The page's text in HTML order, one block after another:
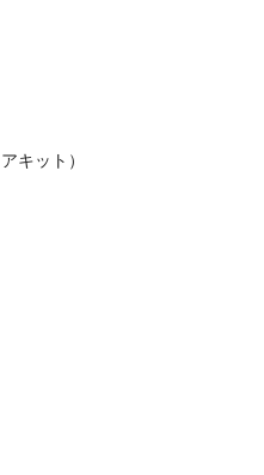
キット）